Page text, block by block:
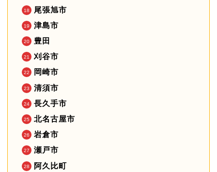
尾張旭市
津島市
豊田
刈谷市
岡崎市
清須市
長久手市
北名古屋市
岩倉市
瀬戸市
阿久比町